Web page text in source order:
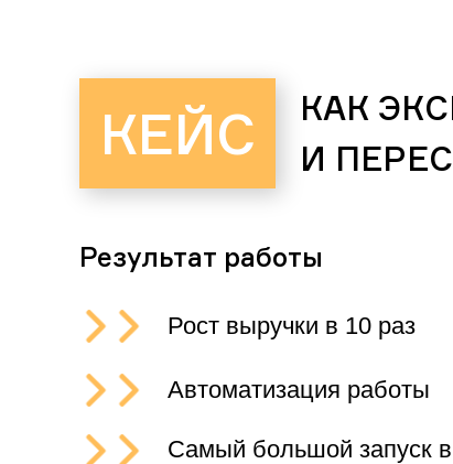
КЕЙС
Результат работы
Рост выручки в 10 раз
КАК
И
Автоматизация работы
Самый большой запуск в